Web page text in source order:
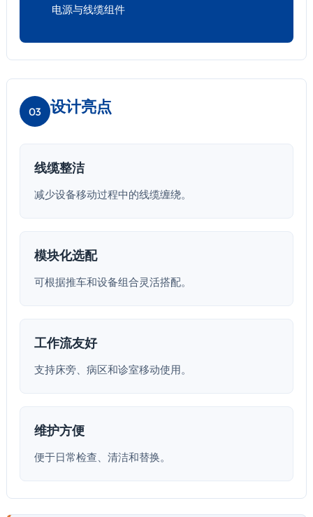
电源与线缆组件
03 设计亮点
线缆整洁
减少设备移动过程中的线缆缠绕。
模块化选配
可根据推车和设备组合灵活搭配。
工作流友好
支持床旁、病区和诊室移动使用。
维护方便
便于日常检查、清洁和替换。